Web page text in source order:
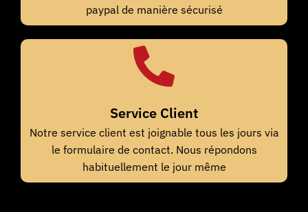
paypal de manière sécurisé
Service Client
Notre service client est joignable tous les jours via
le formulaire de contact. Nous répondons
habituellement le jour même